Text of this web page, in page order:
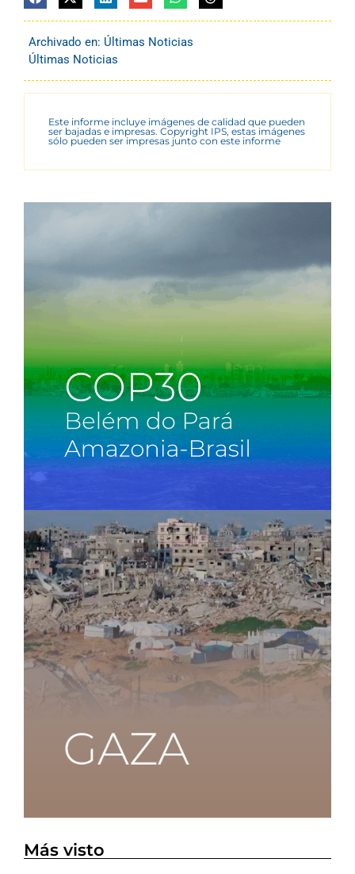
Archivado en: Últimas Noticias
Últimas Noticias
Este informe incluye imágenes de calidad que pueden
ser bajadas e impresas. Copyright IPS, estas imágenes
sólo pueden ser impresas junto con este informe
Más visto